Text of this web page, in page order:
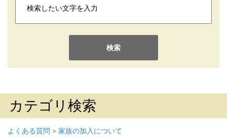
検索
カテゴリ検索
よくある質問 > 家族の加入について